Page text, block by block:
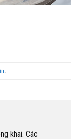
khai. Các